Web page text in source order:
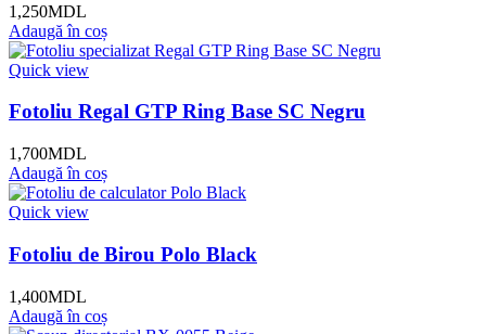
1,250MDL
Adaugă în coș
Quick view
Fotoliu Regal GTP Ring Base SC Negru
1,700MDL
Adaugă în coș
Quick view
Fotoliu de Birou Polo Black
1,400MDL
Adaugă în coș